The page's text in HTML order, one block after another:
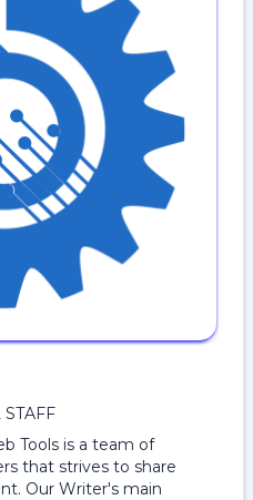
Tools is a team of
that strives to share
Our Writer's main